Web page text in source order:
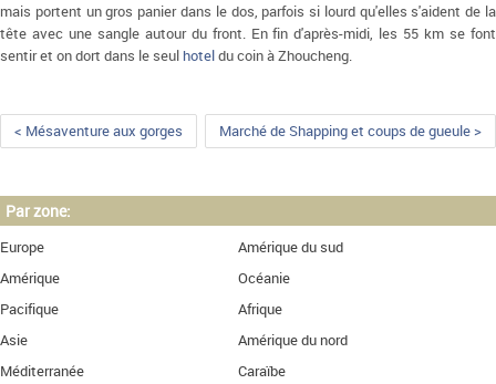
mais portent un gros panier dans le dos, parfois si lourd qu'elles s'aident de la
tête avec une sangle autour du front. En fin d'après-midi, les 55 km se font
sentir et on dort dans le seul hoteldu coin à Zhoucheng.
< Mésaventure aux gorges Marché de Shapping et coups de gueule >
Par zone:
Europe
Amérique du sud
Amérique
Océanie
Pacifique
Afrique
Asie
Amérique du nord
Méditerranée
Caraïbe